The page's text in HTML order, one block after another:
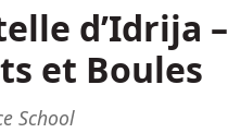
d’Idrija –
et Boules
School